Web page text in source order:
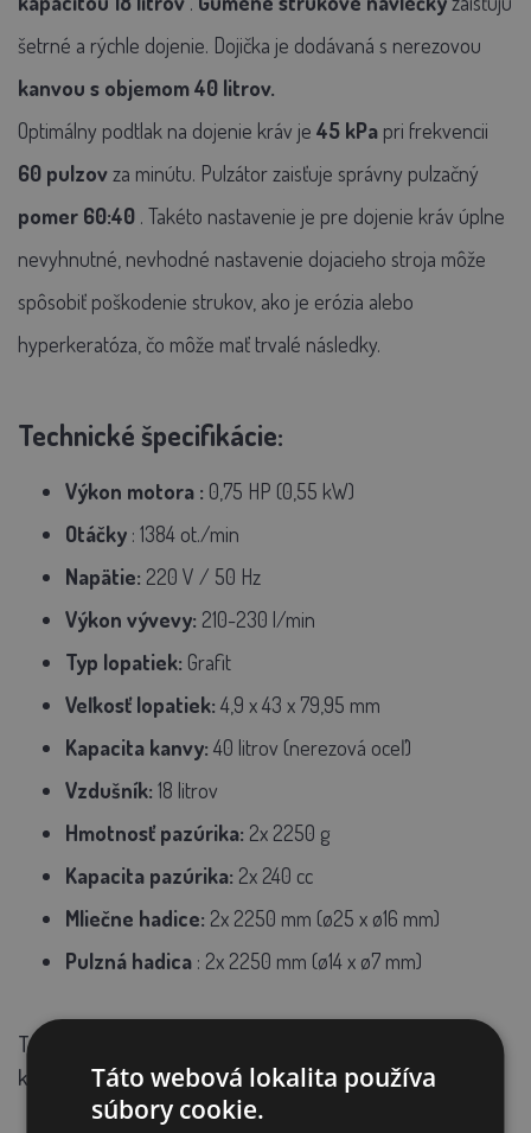
šetrné a rýchle dojenie. Dojička je dodávaná s nerezovou
kanvou s objemom 40 litrov.
Optimálny podtlak na dojenie kráv je 45 kPa pri frekvencii
60 pulzovza minútu. Pulzátor zaisťuje správny pulzačný
pomer 60:40 . Takéto nastavenie je pre dojenie kráv úplne
nevyhnutné, nevhodné nastavenie dojacieho stroja môže
spôsobiť poškodenie strukov, ako je erózia alebo
hyperkeratóza, čo môže mať trvalé následky.
Technické špecifikácie:
Výkon motora : 0,75 HP (0,55 kW)
Otáčky : 1384 ot./min
Napätie: 220 V / 50 Hz
Výkon vývevy: 210-230 l/min
Typ lopatiek: Grafit
Veľkosť lopatiek: 4,9 x 43 x 79,95 mm
Kapacita kanvy: 40 litrov (nerezová oceľ)
Vzdušník: 18 litrov
Hmotnosť pazúrika: 2x 2250 g
Kapacita pazúrika: 2x 240 cc
Mliečne hadice: 2x 2250 mm (ø25 x ø16 mm)
Pulzná hadica : 2x 2250 mm (ø14 x ø7 mm)
Toto zariadenie je ideálne pre menšie a stredné farmy,
ktoré vyžadujú rýchle a spoľahlivé dojenie.
Táto webová lokalita používa
súbory cookie.